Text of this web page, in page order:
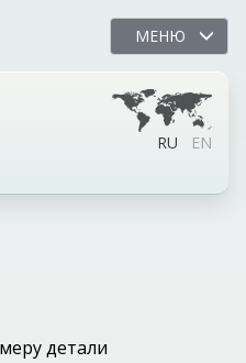
МЕНЮ
RU
EN
детали